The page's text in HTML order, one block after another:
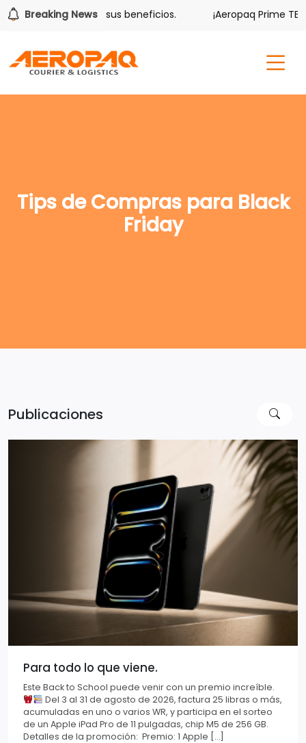
Breaking News
también tiene sus beneficios. ¡Aeropaq Prime TE
Tips de Compras para Black
Friday
Publicaciones
Para todo lo que viene.
Este Back to School puede venir con un premio increíble.
Del 3 al 31 de agosto de 2026, factura 25 libras o más,
acumuladas en uno o varios WR, y participa en el sorteo
de un Apple iPad Pro de 11 pulgadas, chip M5 de 256 GB.
Detalles de la promoción: Premio: 1 Apple […]